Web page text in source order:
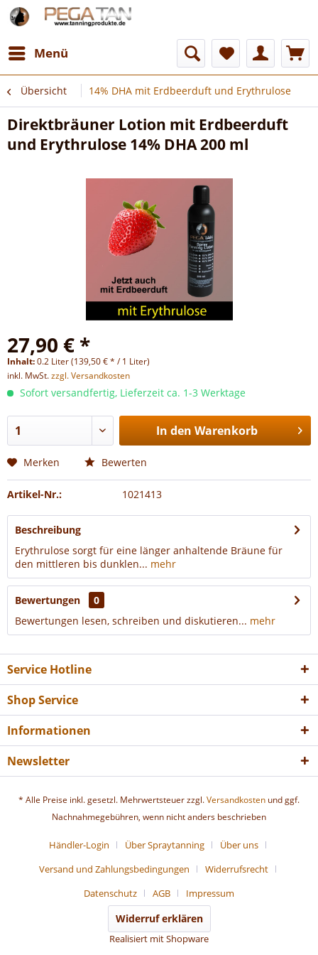
Menü
Übersicht 14% DHA mit Erdbeerduft und Erythrulose
Direktbräuner Lotion mit Erdbeerduft
und Erythrulose 14% DHA 200 ml
27,90 € *
Inhalt:0.2 Liter (139,50 € * / 1 Liter)
inkl. MwSt.zzgl. Versandkosten
Sofort versandfertig, Lieferzeit ca. 1-3 Werktage
In den Warenkorb
Merken Bewerten
Artikel-Nr.: 1021413
Beschreibung
Erythrulose sorgt für eine länger anhaltende Bräune für
den mittleren bis dunklen... mehr
Bewertungen
0
Bewertungen lesen, schreiben und diskutieren... mehr
Service Hotline
Shop Service
Informationen
Newsletter
* Alle Preise inkl. gesetzl. Mehrwertsteuer zzgl.Versandkosten und ggf.
Nachnahmegebühren, wenn nicht anders beschrieben
Händler-Login Über Spraytanning
Über uns
Versand und Zahlungsbedingungen
Widerrufsrecht
Datenschutz
AGB Impressum
Widerruf erklären
Realisiert mit Shopware